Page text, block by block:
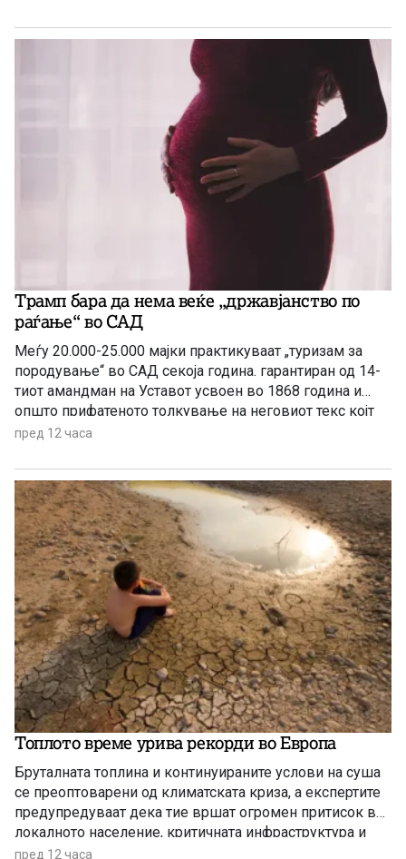
Трамп бара да нема веќе „државјанство по
раѓање“ во САД
Меѓу 20.000-25.000 мајки практикуваат „туризам за
породување“ во САД секоја година. гарантиран од 14-
тиот амандман на Уставот усвоен во 1868 година и
општо прифатеното толкување на неговиот текс којт
гарантира државјанство на речиси секој роден во САД
пред 12 часа
Топлото време урива рекорди во Европа
Бруталната топлина и континуираните услови на суша
се преоптоварени од климатската криза, а експертите
предупредуваат дека тие вршат огромен притисок врз
локалното население, критичната инфраструктура и
дивиот свет низ целиот регион.
пред 12 часа